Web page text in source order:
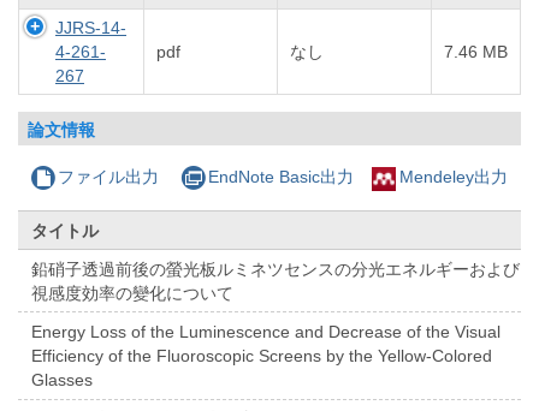
JJRS-14-
4-261-
267
pdf なし 7.46 MB
論文情報
ファイル出力 EndNote Basic出力 Mendeley出力
タイトル
鉛硝子透過前後の螢光板ルミネツセンスの分光エネルギーおよび
視感度効率の變化について
Energy Loss of the Luminescence and Decrease of the Visual
Efficiency of the Fluoroscopic Screens by the Yellow-Colored
Glasses